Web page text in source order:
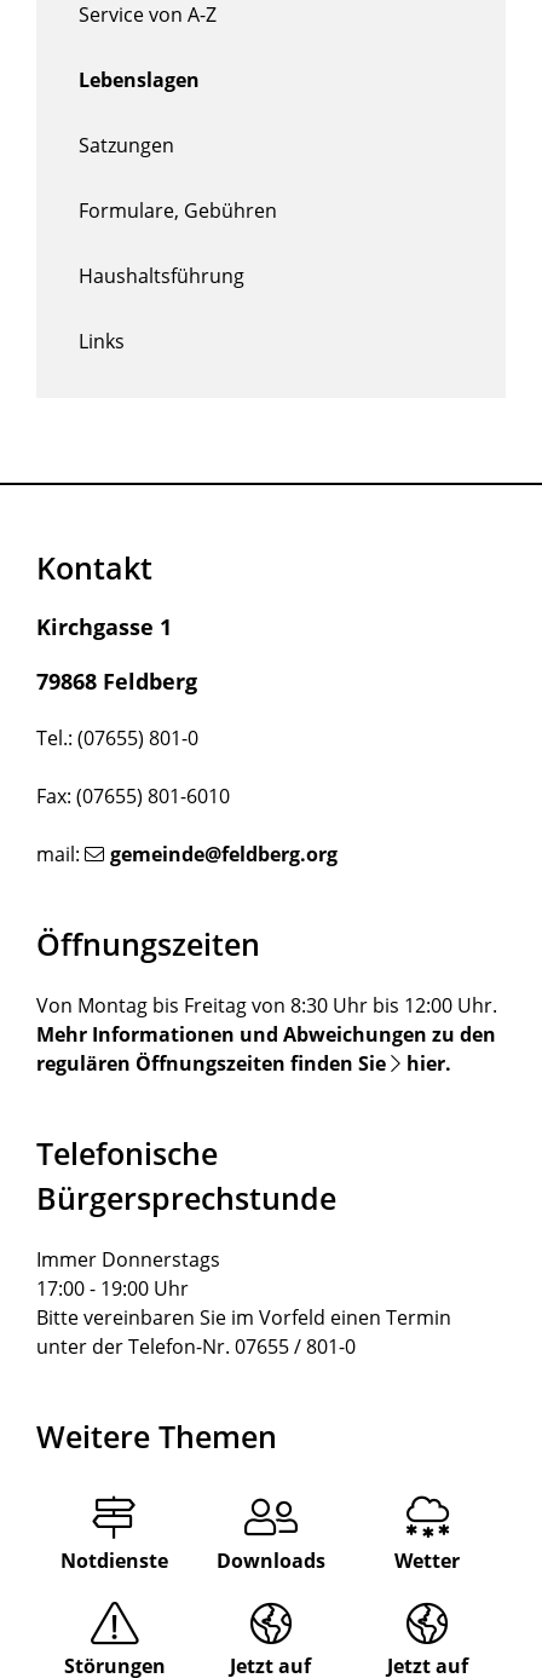
Service von A-Z
Lebenslagen
Satzungen
Formulare, Gebühren
Haushaltsführung
Links
Kontakt
Kirchgasse 1
79868 Feldberg
Tel.: (07655) 801-0
Fax: (07655) 801-6010
mail: gemeinde@feldberg.org
Öffnungszeiten
Von Montag bis Freitag von 8:30 Uhr bis 12:00 Uhr.
Mehr Informationen und Abweichungen zu den
regulären Öffnungszeiten finden Sie
hier.
Telefonische
Bürgersprechstunde
Immer Donnerstags
17:00 - 19:00 Uhr
Bitte vereinbaren Sie im Vorfeld einen Termin
unter der Telefon-Nr. 07655 / 801-0
Weitere Themen
Notdienste Downloads Wetter
Störungen Jetzt auf Jetzt auf